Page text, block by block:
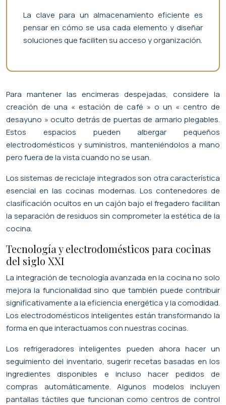
La clave para un almacenamiento eficiente es
pensar en cómo se usa cada elemento y diseñar
soluciones que faciliten su acceso y organización.
Para mantener las encimeras despejadas, considere la
creación de una « estación de café » o un « centro de
desayuno » oculto detrás de puertas de armario plegables.
Estos espacios pueden albergar pequeños
electrodomésticos y suministros, manteniéndolos a mano
pero fuera de la vista cuando no se usan.
Los sistemas de reciclaje integrados son otra característica
esencial en las cocinas modernas. Los contenedores de
clasificación ocultos en un cajón bajo el fregadero facilitan
la separación de residuos sin comprometer la estética de la
cocina.
Tecnología y electrodomésticos para cocinas
del siglo XXI
La integración de tecnología avanzada en la cocina no solo
mejora la funcionalidad sino que también puede contribuir
significativamente a la eficiencia energética y la comodidad.
Los electrodomésticos inteligentes están transformando la
forma en que interactuamos con nuestras cocinas.
Los refrigeradores inteligentes pueden ahora hacer un
seguimiento del inventario, sugerir recetas basadas en los
ingredientes disponibles e incluso hacer pedidos de
compras automáticamente. Algunos modelos incluyen
pantallas táctiles que funcionan como centros de control